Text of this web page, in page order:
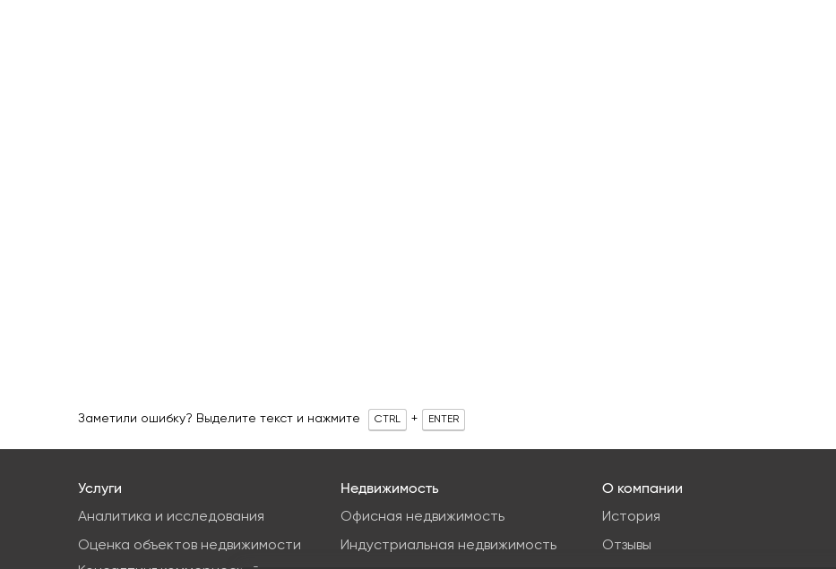
Заметили ошибку? Выделите текст и нажмите CTRL + ENTER
Услуги
Аналитика и исследования
Оценка объектов недвижимости
Недвижимость
Офисная недвижимость
Индустриальная недвижимость
О компании
История
Отзывы